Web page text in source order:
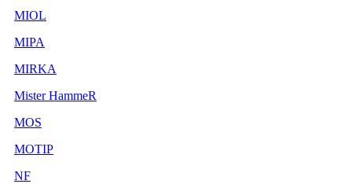
MIOL
MIPA
MIRKA
Mister HammeR
MOS
MOTIP
NF